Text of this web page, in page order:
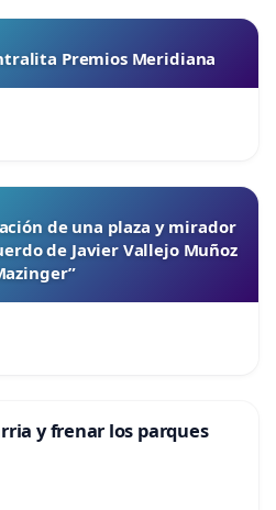
Premios Meridiana
de una plaza y mirador
de Javier Vallejo Muñoz
y frenar los parques